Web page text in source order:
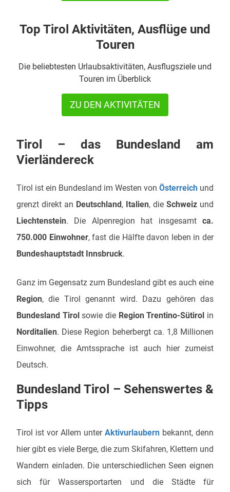
Top Tirol Aktivitäten, Ausflüge und
Touren
Die beliebtesten Urlaubsaktivitäten, Ausflugsziele und
Touren im Überblick
ZU DEN AKTIVITÄTEN
Tirol – das Bundesland am
Vierländereck
Tirol ist ein Bundesland im Westen von Österreich und
grenzt direkt an Deutschland, Italien, die Schweiz und
Liechtenstein. Die Alpenregion hat insgesamt ca.
750.000 Einwohner, fast die Hälfte davon leben in der
Bundeshauptstadt Innsbruck.
Ganz im Gegensatz zum Bundesland gibt es auch eine
Region, die Tirol genannt wird. Dazu gehören das
Bundesland Tirolsowie die Region Trentino-Sütirol in
Norditalien. Diese Region beherbergt ca. 1,8 Millionen
Einwohner, die Amtssprache ist auch hier zumeist
Deutsch.
Bundesland Tirol – Sehenswertes &
Tipps
Tirol ist vor Allem unter Aktivurlaubern bekannt, denn
hier gibt es viele Berge, die zum Skifahren, Klettern und
Wandern einladen. Die unterschiedlichen Seen eignen
sich für Wassersportarten und die Städte für